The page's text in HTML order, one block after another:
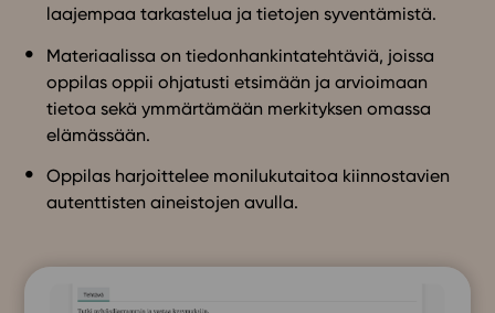
laajempaa tarkastelua ja tietojen syventämistä.
Materiaalissa on tiedonhankintatehtäviä, joissa
oppilas oppii ohjatusti etsimään ja arvioimaan
tietoa sekä ymmärtämään merkityksen omassa
elämässään.
Oppilas harjoittelee monilukutaitoa kiinnostavien
autenttisten aineistojen avulla.